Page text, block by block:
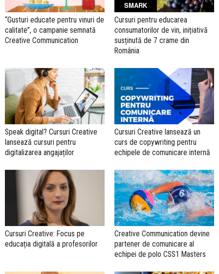
“Gusturi educate pentru vinuri de
calitate”, o campanie semnată
Creative Communication
SMARK
Cursuri pentru educarea
consumatorilor de vin, inițiativă
susținută de 7 crame din
România
Speak digital? Cursuri Creative
lansează cursuri pentru
digitalizarea angajaților
Cursuri Creative lansează un
curs de copywriting pentru
echipele de comunicare internă
Cursuri Creative: Focus pe
educația digitală a profesorilor
Creative Communication devine
partener de comunicare al
echipei de polo CSS1 Masters